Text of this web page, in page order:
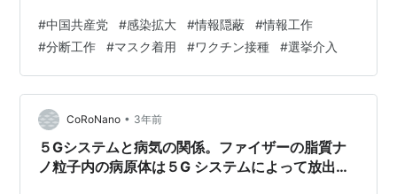
対してどんな幻想も抱いてはいけない。台湾の人々にと
って最も重要なのは、中共が実際に何者であるかを見極
めることだ。」 大紀元コラムニスト 王赫 【12月13日、
役情最前線】 💥中共は感染状況を隠蔽、上海と河北の医
師が内情を明かす 💥中共が台湾の総統選挙に対して前例
のない規模で介入 www.you…
#中国共産党 #感染拡大 #情報隠蔽 #情報工作
#分断工作 #マスク着用 #ワクチン接種 #選挙介入
CoRoNano • 3年前
５Gシステムと病気の関係。ファイザーの脂質ナ
ノ粒子内の病原体は５G システムによって放出さ